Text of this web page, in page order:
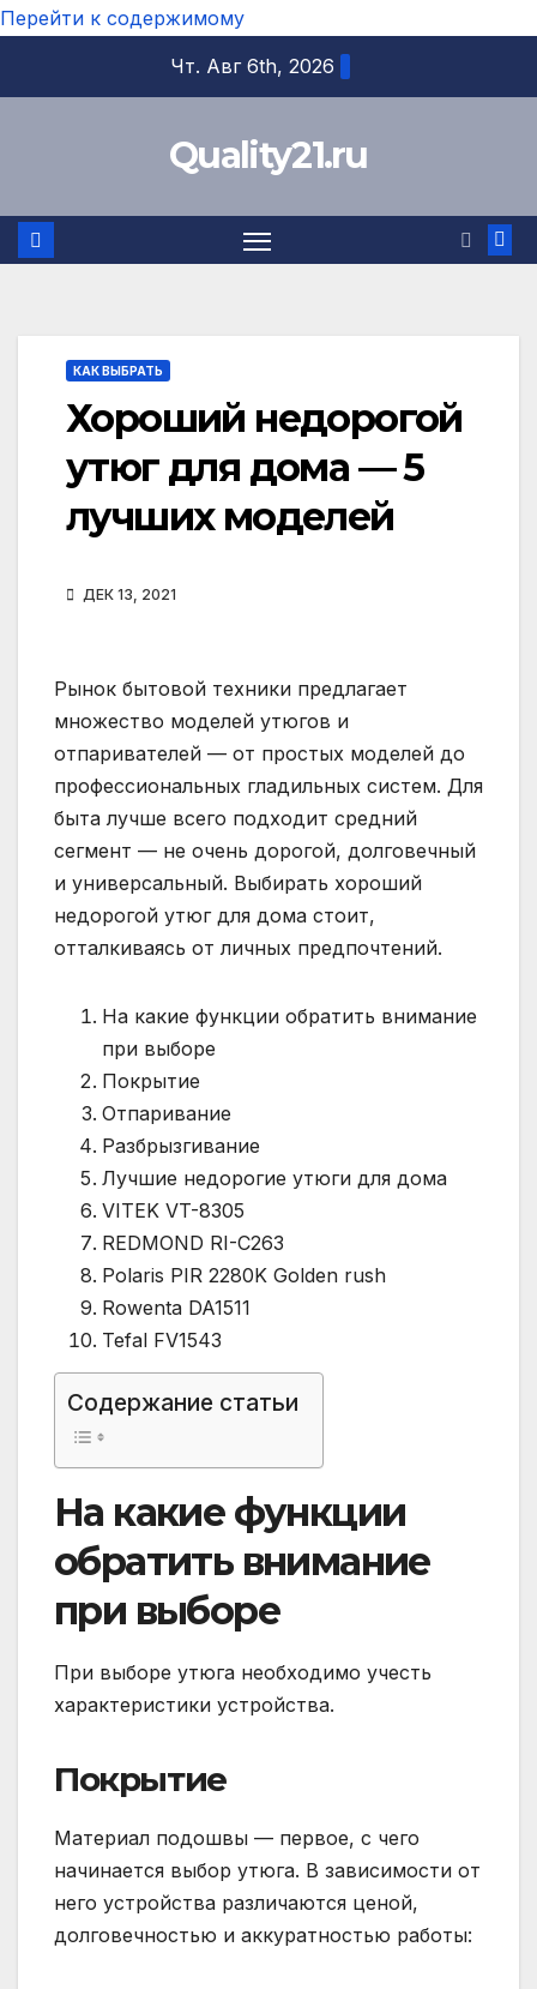
Перейти к содержимому
Чт. Авг 6th, 2026
Quality21.ru
КАК ВЫБРАТЬ
Хороший недорогой
утюг для дома — 5
лучших моделей
ДЕК 13, 2021
Рынок бытовой техники предлагает
множество моделей утюгов и
отпаривателей — от простых моделей до
профессиональных гладильных систем. Для
быта лучше всего подходит средний
сегмент — не очень дорогой, долговечный
и универсальный. Выбирать хороший
недорогой утюг для дома стоит,
отталкиваясь от личных предпочтений.
На какие функции обратить внимание
при выборе
Покрытие
Отпаривание
Разбрызгивание
Лучшие недорогие утюги для дома
VITEK VT-8305
REDMOND RI-C263
Polaris PIR 2280K Golden rush
Rowenta DA1511
Tefal FV1543
Содержание статьи
На какие функции
обратить внимание
при выборе
При выборе утюга необходимо учесть
характеристики устройства.
Покрытие
Материал подошвы — первое, с чего
начинается выбор утюга. В зависимости от
него устройства различаются ценой,
долговечностью и аккуратностью работы: